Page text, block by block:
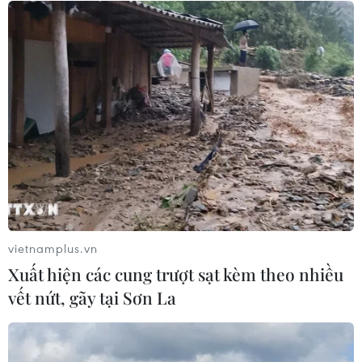
Điểm hẹn văn hóa mới cho mùa Hè
31/05/2026 04:38
'Thực đơn' sách phong phú cho độc
giả nhỏ tuổi nhân Ngày Quốc tế
Thiếu nhi 1/6
31/05/2026 01:12
Xem thêm
CƠ QUAN CHỦ QUẢN: THÔNG TẤN XÃ VIỆT NAM
vietnamplus.vn
Xuất hiện các cung trượt sạt kèm theo nhiều
vết nứt, gãy tại Sơn La